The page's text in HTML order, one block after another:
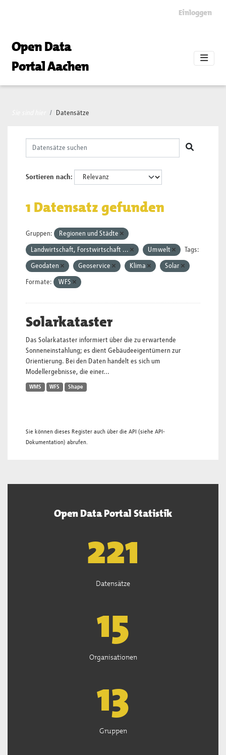
Einloggen
Open Data
Portal Aachen
Datensätze
Sortieren nach
1 Datensatz gefunden
Gruppen: Regionen und Städte
Landwirtschaft, Forstwirtschaft ... Umwelt Tags:
Geodaten Geoservice Klima Solar
Formate: WFS
Solarkataster
Das Solarkataster informiert über die zu erwartende
Sonneneinstahlung; es dient Gebäudeeigentümern zur
Orientierung. Bei den Daten handelt es sich um
Modellergebnisse, die einer...
WMS WFS Shape
Sie können dieses Register auch über die API (siehe API-
Dokumentation) abrufen.
Open Data Portal Statistik
222
Datensätze
15
Organisationen
13
Gruppen